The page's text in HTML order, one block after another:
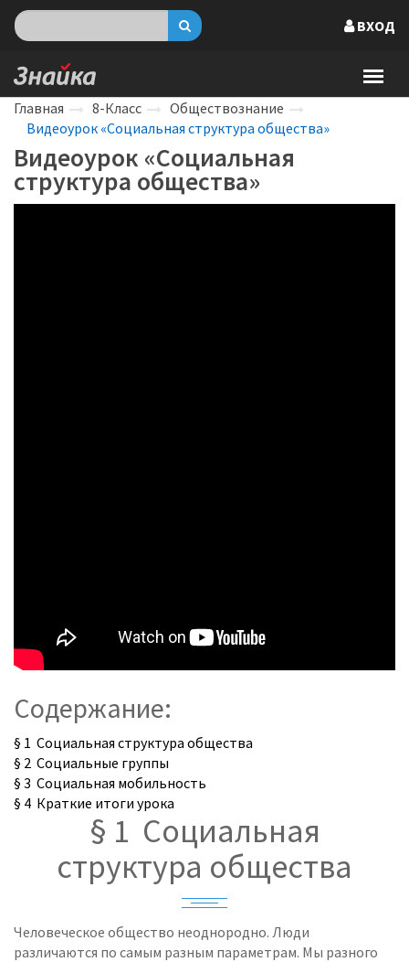
ВХОД
Главная 8-Класс
Обществознание
Видеоурок «Социальная структура общества»
Видеоурок «Социальная
структура общества»
Содержание:
§ 1 Социальная структура общества
§ 2 Социальные группы
§ 3 Социальная мобильность
§ 4 Краткие итоги урока
§ 1 Социальная
структура общества
Человеческое общество неоднородно. Люди
различаются по самым разным параметрам. Мы разного